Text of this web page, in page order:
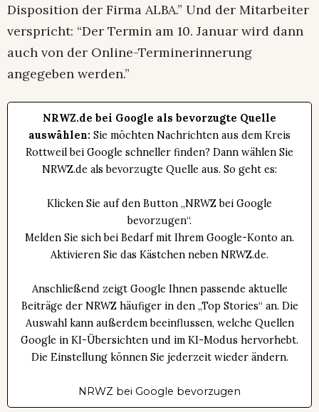
Disposition der Firma ALBA.” Und der Mitarbeiter
verspricht: “Der Termin am 10. Januar wird dann
auch von der Online-Terminerinnerung
angegeben werden.”
NRWZ.de bei Google als bevorzugte Quelle
auswählen: Sie möchten Nachrichten aus dem Kreis
Rottweil bei Google schneller finden? Dann wählen Sie
NRWZ.de als bevorzugte Quelle aus. So geht es:
Klicken Sie auf den Button „NRWZ bei Google
bevorzugen“.
Melden Sie sich bei Bedarf mit Ihrem Google-Konto an.
Aktivieren Sie das Kästchen neben NRWZ.de.
Anschließend zeigt Google Ihnen passende aktuelle
Beiträge der NRWZ häufiger in den „Top Stories“ an. Die
Auswahl kann außerdem beeinflussen, welche Quellen
Google in KI-Übersichten und im KI-Modus hervorhebt.
Die Einstellung können Sie jederzeit wieder ändern.
NRWZ bei Google bevorzugen